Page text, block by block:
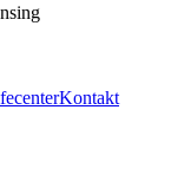
Kontakt